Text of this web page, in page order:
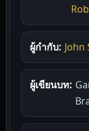
ผู้กำกับ: John
ผู้เขียนบท: